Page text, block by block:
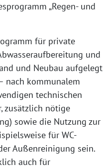
„Regen- und
für private
und
und Neubau aufgelegt
nach kommunalem
technischen
zusätzlich nötige
sowie die Nutzung zur
für WC-
Außenreinigung sein.
auch für